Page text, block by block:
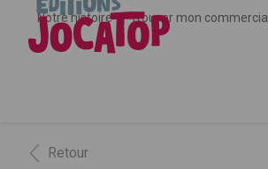
Notre histoire Trouver mon commercial
Retour